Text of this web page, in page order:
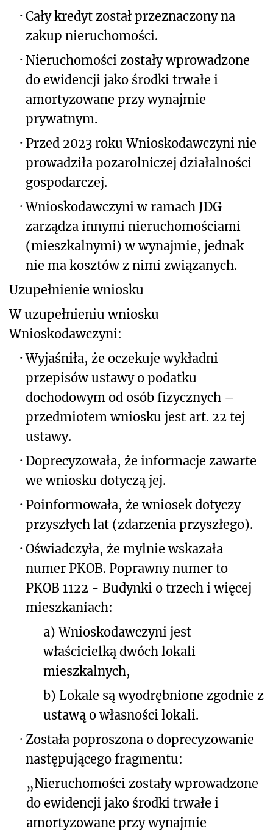
· Cały kredyt został przeznaczony na
zakup nieruchomości.
· Nieruchomości zostały wprowadzone
do ewidencji jako środki trwałe i
amortyzowane przy wynajmie
prywatnym.
· Przed 2023 roku Wnioskodawczyni nie
prowadziła pozarolniczej działalności
gospodarczej.
· Wnioskodawczyni w ramach JDG
zarządza innymi nieruchomościami
(mieszkalnymi) w wynajmie, jednak
nie ma kosztów z nimi związanych.
Uzupełnienie wniosku
W uzupełnieniu wniosku
Wnioskodawczyni:
· Wyjaśniła, że oczekuje wykładni
przepisów ustawy o podatku
dochodowym od osób fizycznych –
przedmiotem wniosku jest art. 22 tej
ustawy.
· Doprecyzowała, że informacje zawarte
we wniosku dotyczą jej.
· Poinformowała, że wniosek dotyczy
przyszłych lat (zdarzenia przyszłego).
· Oświadczyła, że mylnie wskazała
numer PKOB. Poprawny numer to
PKOB 1122 - Budynki o trzech i więcej
mieszkaniach:
a) Wnioskodawczyni jest
właścicielką dwóch lokali
mieszkalnych,
b) Lokale są wyodrębnione zgodnie z
ustawą o własności lokali.
· Została poproszona o doprecyzowanie
następującego fragmentu:
„Nieruchomości zostały wprowadzone
do ewidencji jako środki trwałe i
amortyzowane przy wynajmie